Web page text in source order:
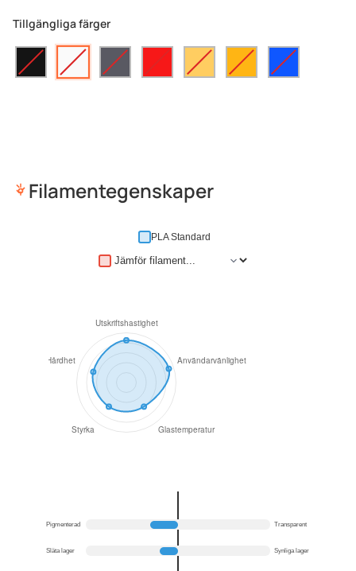
Tillgängliga färger
Filamentegenskaper
PLA Standard
Pigmenterad Transparent
Släta lager Synliga lager